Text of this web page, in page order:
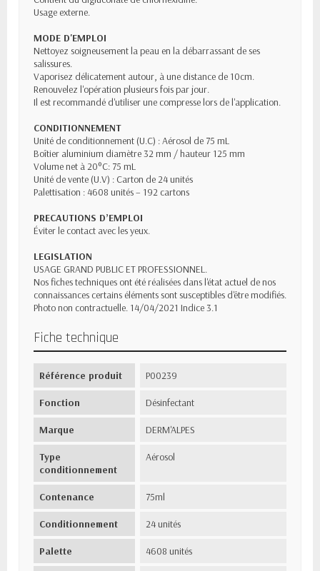
Usage externe.
MODE D'EMPLOI
Nettoyez soigneusement la peau en la débarrassant de ses
salissures.
Vaporisez délicatement autour, à une distance de 10cm.
Renouvelez l'opération plusieurs fois par jour.
Il est recommandé d'utiliser une compresse lors de l'application.
CONDITIONNEMENT
Unité de conditionnement (U.C) : Aérosol de 75 mL
Boîtier aluminium diamètre 32 mm / hauteur 125 mm
Volume net à 20°C: 75 mL
Unité de vente (U.V) : Carton de 24 unités
Palettisation : 4608 unités – 192 cartons
PRECAUTIONS D’EMPLOI
Éviter le contact avec les yeux.
LEGISLATION
USAGE GRAND PUBLIC ET PROFESSIONNEL.
Nos fiches techniques ont été réalisées dans l'état actuel de nos
connaissances certains éléments sont susceptibles d'être modifiés.
Photo non contractuelle. 14/04/2021 Indice 3.1
Fiche technique
Référence produit P00239
Fonction Désinfectant
Marque DERM'ALPES
Type
conditionnement
Aérosol
Contenance 75ml
Conditionnement 24 unités
Palette 4608 unités